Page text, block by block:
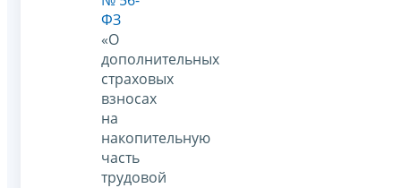
ФЗ
«О
дополнительных
страховых
взносах
на
накопительную
часть
трудовой